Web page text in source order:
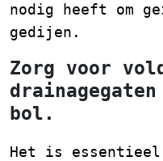
nodig heeft om
gedijen.
Zorg voor
bol.
Het is essentieel